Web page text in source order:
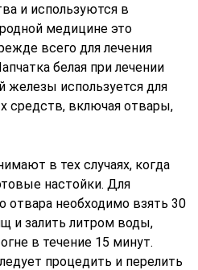
и используются в
медицине это
всего для лечения
белая при лечении
железы используется для
средств, включая отвары,
в тех случаях, когда
настойки. Для
отвара необходимо взять 30
и залить литром воды,
в течение 15 минут.
процедить и перелить